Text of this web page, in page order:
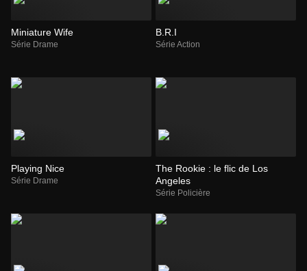
Miniature Wife
Série Drame
B.R.I
Série Action
Playing Nice
Série Drame
The Rookie : le flic de Los
Angeles
Série Policière